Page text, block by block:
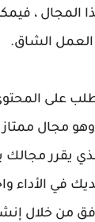
المجال ،
العمل الشاق.
على
مجال ممتاز
يقرر مجالك
في الأداء
من خلال